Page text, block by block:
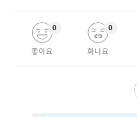
좋아요
0
화나요
0